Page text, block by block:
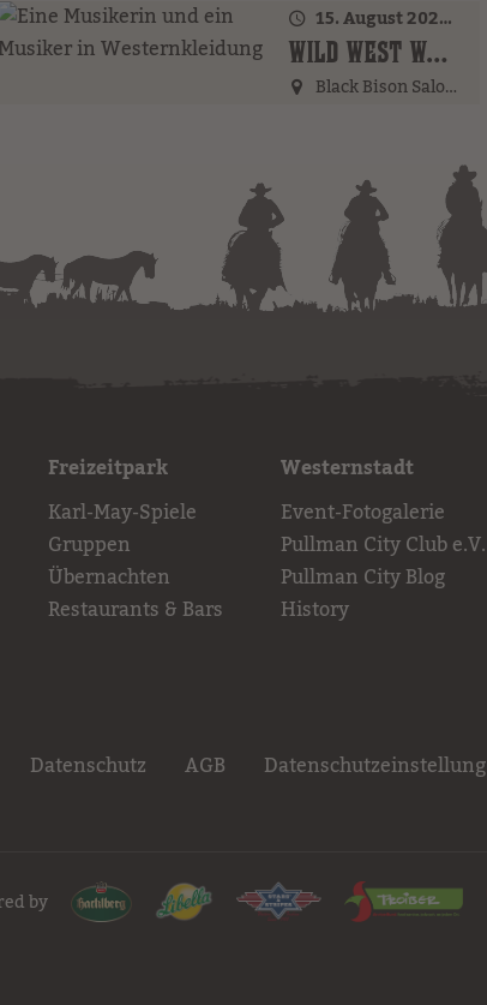
15. August 2026 · 22:00 Uhr
WILD WEST WOMAN (GER)
Black Bison Saloon
Freizeitpark
Karl-May-Spiele
Gruppen
Übernachten
Restaurants & Bars
Westernstadt
Event-Fotogalerie
Pullman City Club e.V.
Pullman City Blog
History
Datenschutz AGB Datenschutzeinstellung
by